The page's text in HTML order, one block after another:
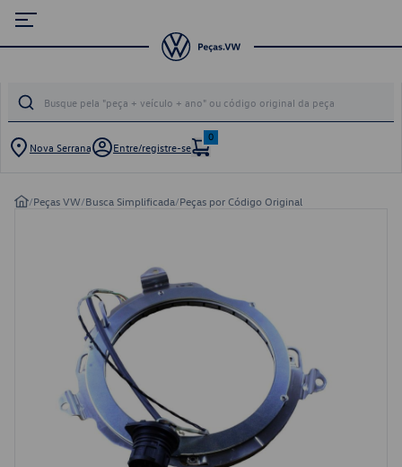
Nova Serrana Entre/registre-se
0
/Peças VW/Busca Simplificada/Peças por Código Original